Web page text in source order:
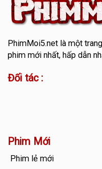
PhimMoi5.netlà một
phim mới nhất, hấp dẫn
Đối tác :
Phim Mới
Phim lẻ mới